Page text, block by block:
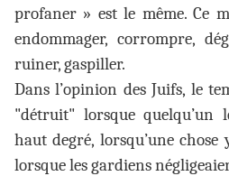
profaner » est le même. Ce
endommager, corrompre,
ruiner, gaspiller.
Dans l’opinion des Juifs, le
"détruit" lorsque quelqu’un
haut degré, lorsqu’une chose
lorsque les gardiens